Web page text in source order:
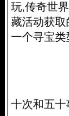
玩,传奇世
藏活动获
一个寻宝
十次和五